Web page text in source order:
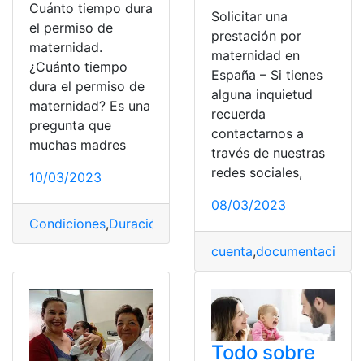
Cuánto tiempo dura
el permiso de
maternidad.
¿Cuánto tiempo
dura el permiso de
maternidad? Es una
pregunta que
muchas madres
10/03/2023
Condiciones,Duración
Solicitar una
prestación por
maternidad en
España – Si tienes
alguna inquietud
recuerda
contactarnos a
través de nuestras
redes sociales,
08/03/2023
cuenta,documentación
Todo sobre